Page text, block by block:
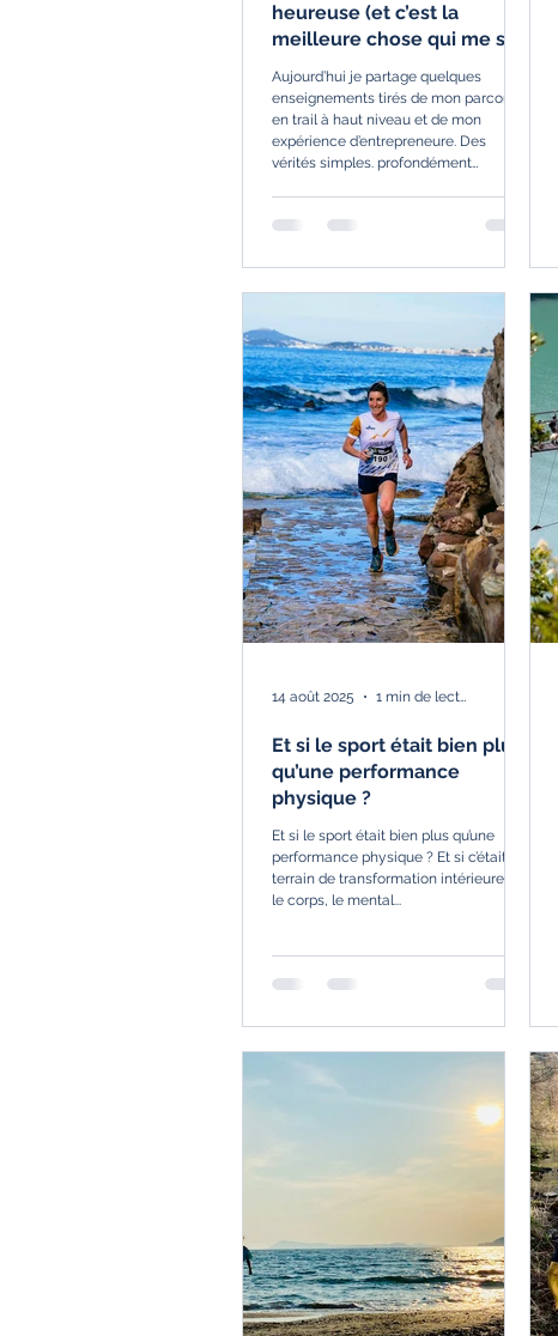
heureuse (et c’est la
meilleure chose qui me soit
arrivée)
Aujourd’hui je partage quelques
enseignements tirés de mon parcours
en trail à haut niveau et de mon
expérience d’entrepreneure. Des
vérités simples. profondément
Et si le sport était bien plus
qu’une performance
physique ?
Et si le sport était bien plus qu’une
performance physique ? Et si c’était un
terrain de transformation intérieure où
le corps, le mental...
14 août 2025 1 min de lecture